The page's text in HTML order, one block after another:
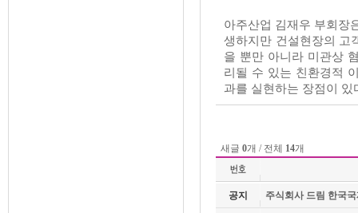
아주산업 김재우 부회장
생하지만 건설현장의 고
을 뿐만 아니라 미관상
리될 수 있는 친환경적
과를 실현하는 장점이 있
새글 0개 / 전체 14개
공지 주식회사 드림 한국